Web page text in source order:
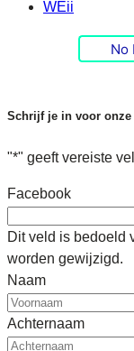
WEii
No
Schrijf je in voor
"*" geeft vereiste
Facebook
Dit veld is bedoeld
worden gewijzigd.
Naam
Achternaam